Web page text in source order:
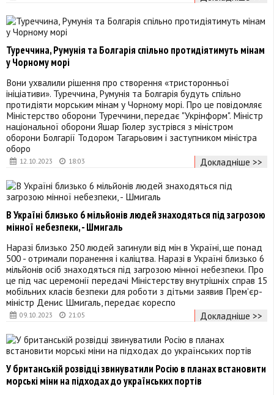
12.10.2023 18:03
Туреччина, Румунія та Болгарія спільно протидіятимуть мінам
у Чорному морі
Вони ухвалили рішення про створення «тристоронньої
ініціативи». Туреччина, Румунія та Болгарія будуть спільно
протидіяти морським мінам у Чорному морі. Про це повідомляє
Міністерство оборони Туреччини, передає "Укрінформ". Міністр
національної оборони Яшар Гюлер зустрівся з міністром
оборони Болгарії Тодором Тагарьовим і заступником міністра
оборо
Докладніше >>
09.10.2023 21:05
В Україні близько 6 мільйонів людей знаходяться під загрозою
мінної небезпеки, - Шмигаль
Наразі близько 250 людей загинули від мін в Україні, ще понад
500 - отримали поранення і каліцтва. Наразі в Україні близько 6
мільйонів осіб знаходяться під загрозою мінної небезпеки. Про
це під час церемонії передачі Міністерству внутрішніх справ 15
мобільних класів безпеки для роботи з дітьми заявив Прем'єр-
міністр Денис Шмигаль, передає кореспо
Докладніше >>
У британській розвідці звинуватили Росію в планах встановити
морські міни на підходах до українських портів